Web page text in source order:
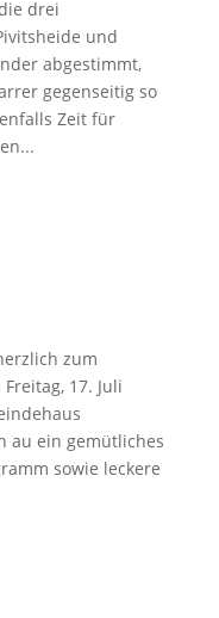
drei
und
abgestimmt,
gegenseitig so
Zeit für
zum
17. Juli
au ein gemütliches
sowie leckere